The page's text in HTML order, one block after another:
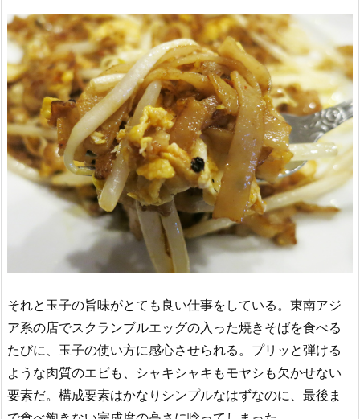
それと玉子の旨味がとても良い仕事をしている。東南アジ
ア系の店でスクランブルエッグの入った焼きそばを食べる
たびに、玉子の使い方に感心させられる。プリッと弾ける
ような肉質のエビも、シャキシャキもモヤシも欠かせない
要素だ。構成要素はかなりシンプルなはずなのに、最後ま